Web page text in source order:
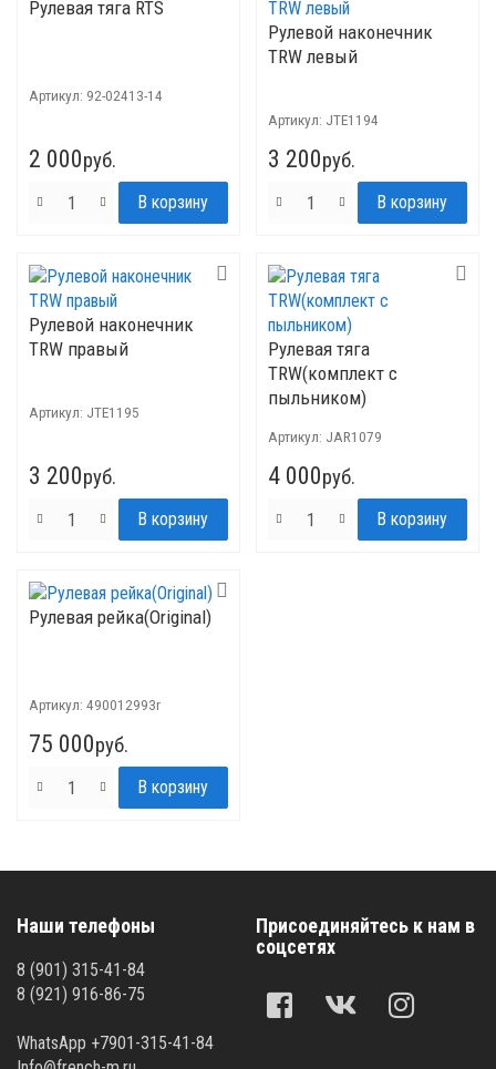
Рулевая тяга RTS
Артикул: 92-02413-14
2 000руб.
Рулевой наконечник
TRW левый
Артикул: JTE1194
3 200руб.
Рулевой наконечник
TRW правый
Артикул: JTE1195
3 200руб.
Рулевая тяга
TRW(комплект с
пыльником)
Артикул: JAR1079
4 000руб.
Рулевая рейка(Original)
Артикул: 490012993r
75 000руб.
Наши телефоны
8 (901) 315-41-84
8 (921) 916-86-75
WhatsApp +7901-315-41-84
Присоединяйтесь к нам в
соцсетях